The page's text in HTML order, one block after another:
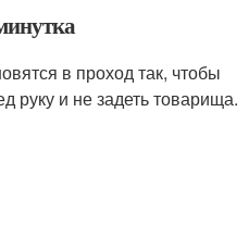
в проход так, чтобы
руку и не задеть товарища.